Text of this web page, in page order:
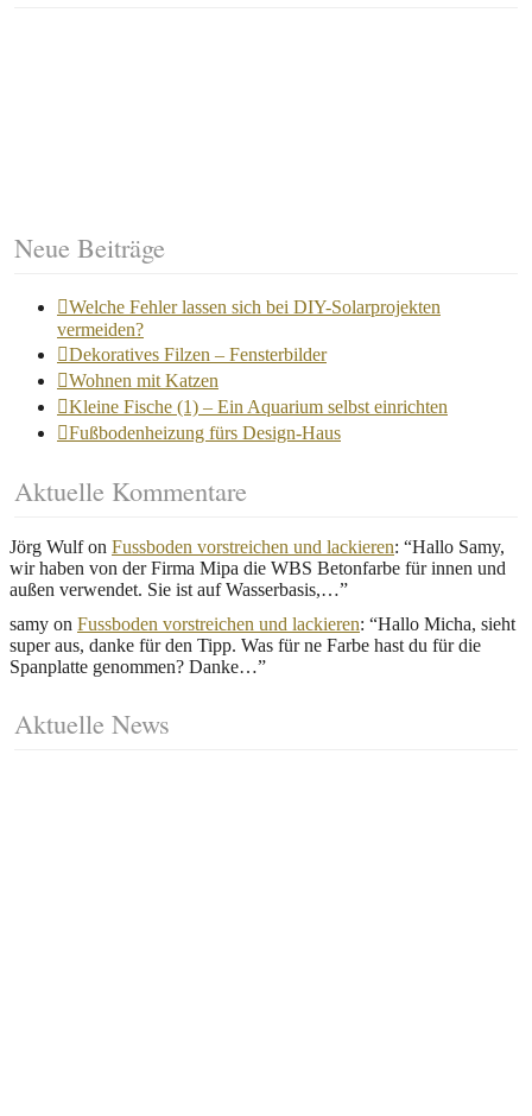
Neue Beiträge
Welche Fehler lassen sich bei DIY-Solarprojekten
vermeiden?
Dekoratives Filzen – Fensterbilder
Wohnen mit Katzen
Kleine Fische (1) – Ein Aquarium selbst einrichten
Fußbodenheizung fürs Design-Haus
Aktuelle Kommentare
Jörg Wulfon Fussboden vorstreichen und lackieren: “Hallo Samy,
wir haben von der Firma Mipa die WBS Betonfarbe für innen und
außen verwendet. Sie ist auf Wasserbasis,…”
samy on Fussboden vorstreichen und lackieren: “Hallo Micha, sieht
super aus, danke für den Tipp. Was für ne Farbe hast du für die
Spanplatte genommen? Danke…”
Aktuelle News